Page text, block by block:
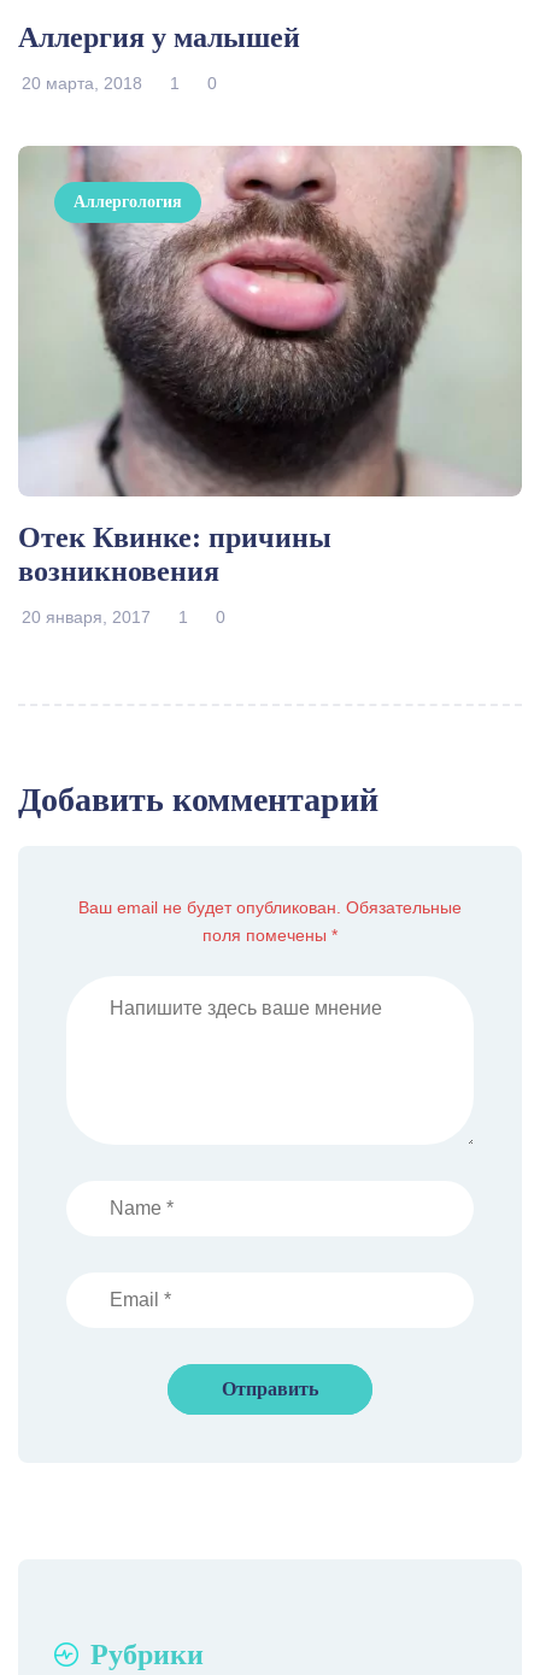
Аллергия у малышей
20 марта, 2018 1 0
Аллергология
Отек Квинке: причины
возникновения
20 января, 2017 1 0
Добавить комментарий
Ваш email не будет опубликован. Обязательные
поля помечены *
Рубрики